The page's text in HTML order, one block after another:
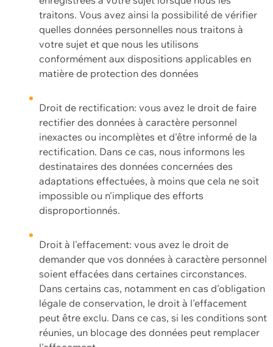
traitons. Vous avez ainsi la possibilité de vérifier
quelles données personnelles nous traitons à
votre sujet et que nous les utilisons
conformément aux dispositions applicables en
matière de protection des données
Droit de rectification: vous avez le droit de faire
rectifier des données à caractère personnel
inexactes ou incomplètes et d'être informé de la
rectification. Dans ce cas, nous informons les
destinataires des données concernées des
adaptations effectuées, à moins que cela ne soit
impossible ou n'implique des efforts
disproportionnés.
Droit à l'effacement: vous avez le droit de
demander que vos données à caractère personnel
soient effacées dans certaines circonstances.
Dans certains cas, notamment en cas d'obligation
légale de conservation, le droit à l'effacement
peut être exclu. Dans ce cas, si les conditions sont
réunies, un blocage des données peut remplacer